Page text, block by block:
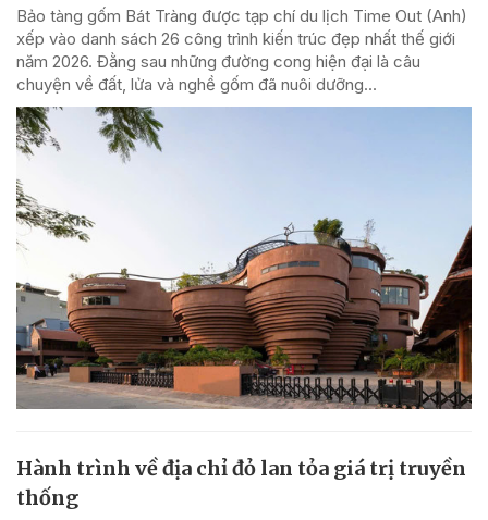
Bảo tàng gốm Bát Tràng được tạp chí du lịch Time Out (Anh)
xếp vào danh sách 26 công trình kiến trúc đẹp nhất thế giới
năm 2026. Đằng sau những đường cong hiện đại là câu
chuyện về đất, lửa và nghề gốm đã nuôi dưỡng...
Hành trình về địa chỉ đỏ lan tỏa giá trị truyền
thống